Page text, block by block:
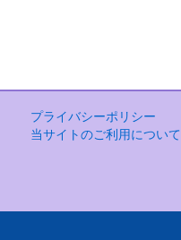
プライバシーポリシー
当サイトのご利用について